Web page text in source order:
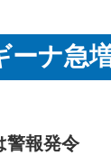
ーナ急
報発令